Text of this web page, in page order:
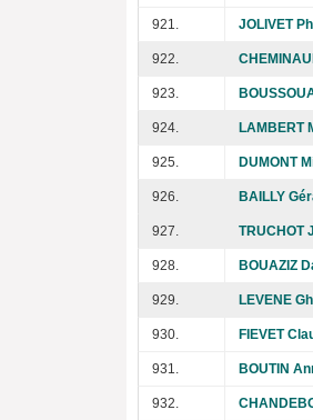
921. JOLIVET
922.
923.
924. LAMBERT
925. DUMONT
926. BAILLY
927. TRUCHOT
928. BOUAZIZ
929. LEVENE
930. FIEVET
931. BOUTIN
932.